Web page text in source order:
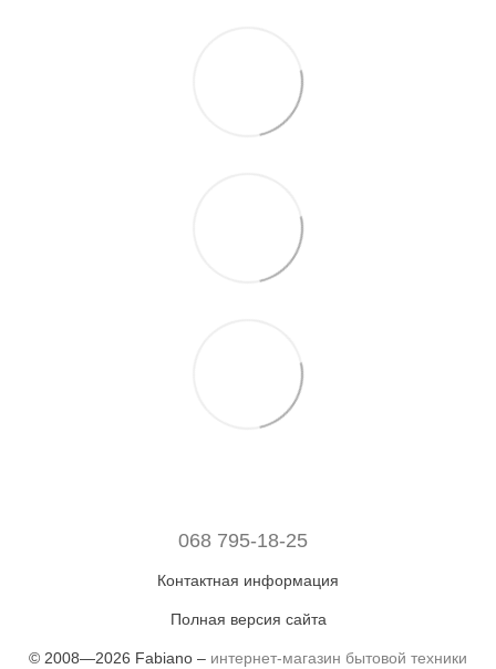
068 795-18-25
Контактная информация
Полная версия сайта
© 2008—2026 Fabiano – интернет-магазин бытовой техники